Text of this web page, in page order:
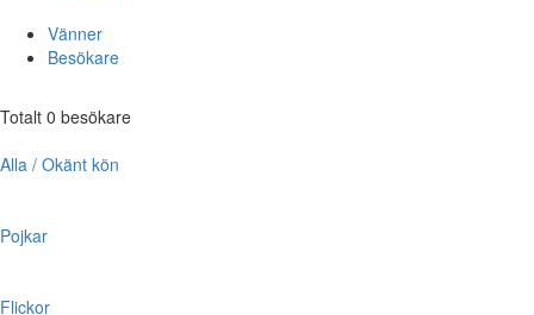
Vänner
Besökare
Totalt 0 besökare
Alla / Okänt kön
Pojkar
Flickor